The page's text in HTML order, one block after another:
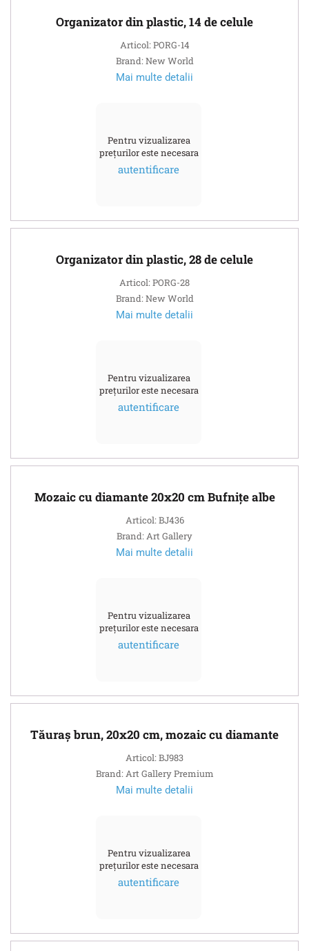
Organizator din plastic, 14 de celule
Articol: PORG-14
Brand: New World
Mai multe detalii
Pentru vizualizarea
prețurilor este necesara
autentificare
Organizator din plastic, 28 de celule
Articol: PORG-28
Brand: New World
Mai multe detalii
Pentru vizualizarea
prețurilor este necesara
autentificare
Mozaic cu diamante 20x20 cm Bufnițe albe
Articol: BJ436
Brand: Art Gallery
Mai multe detalii
Pentru vizualizarea
prețurilor este necesara
autentificare
Tăuraș brun, 20х20 cm, mozaic cu diamante
Articol: BJ983
Brand: Art Gallery Premium
Mai multe detalii
Pentru vizualizarea
prețurilor este necesara
autentificare